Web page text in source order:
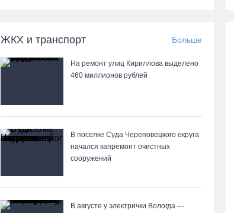
ЖКХ и транспорт Больше
На ремонт улиц Кириллова выделено
460 миллионов рублей
В поселке Суда Череповецкого округа
начался капремонт очистных
сооружений
В августе у электрички Вологда —